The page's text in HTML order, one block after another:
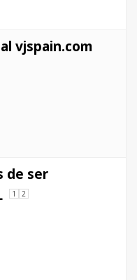
vjspain.com
de ser
1 2